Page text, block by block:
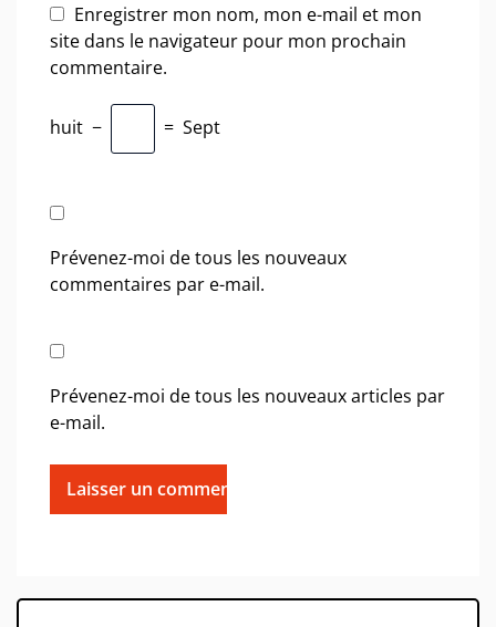
Enregistrer mon nom, mon e-mail et mon
site dans le navigateur pour mon prochain
commentaire.
huit − = Sept
Prévenez-moi de tous les nouveaux
commentaires par e-mail.
Prévenez-moi de tous les nouveaux articles par
e-mail.